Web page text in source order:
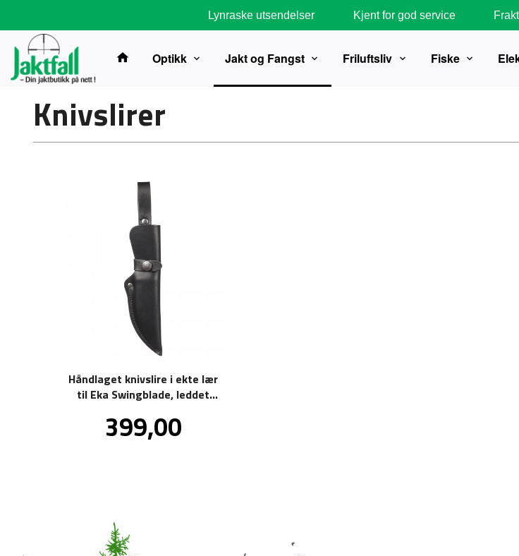
innholdet
Lynraske utsendelser Kjent for god service
Optikk Jakt og Fangst Friluftsliv Fiske
Knivslirer
Håndlaget knivslire i ekte lær
til Eka Swingblade, leddet
Pris
399,00mva.